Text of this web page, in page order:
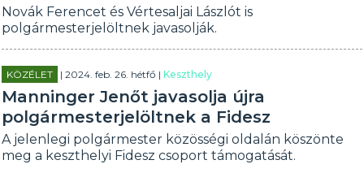
Novák Ferencet és Vértesaljai Lászlót is
polgármesterjelöltnek javasolják.
KÖZÉLET | 2024. feb. 26. hétfő |Keszthely
Manninger Jenőt javasolja újra
polgármesterjelöltnek a Fidesz
A jelenlegi polgármester közösségi oldalán köszönte
meg a keszthelyi Fidesz csoport támogatását.